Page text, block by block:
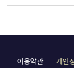
이용약관 개인